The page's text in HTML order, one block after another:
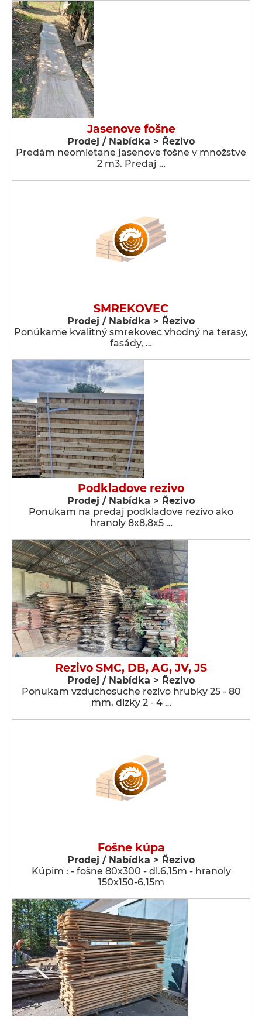
Jasenove fošne
Prodej / Nabídka > Řezivo
Predám neomietane jasenove fošne v množstve
2 m3. Predaj …
SMREKOVEC
Prodej / Nabídka > Řezivo
Ponúkame kvalitný smrekovec vhodný na terasy,
fasády, …
Podkladove rezivo
Prodej / Nabídka > Řezivo
Ponukam na predaj podkladove rezivo ako
hranoly 8x8,8x5 …
Rezivo SMC, DB, AG, JV, JS
Prodej / Nabídka > Řezivo
Ponukam vzduchosuche rezivo hrubky 25 - 80
mm, dlzky 2 - 4 …
Fošne kúpa
Prodej / Nabídka > Řezivo
Kúpim : - fošne 80x300 - dl.6,15m - hranoly
150x150-6,15m